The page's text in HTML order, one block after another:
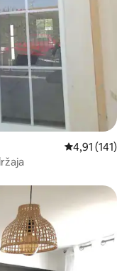
Prosječna
4,91 (141)